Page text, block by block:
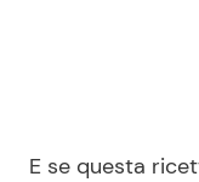
E se questa